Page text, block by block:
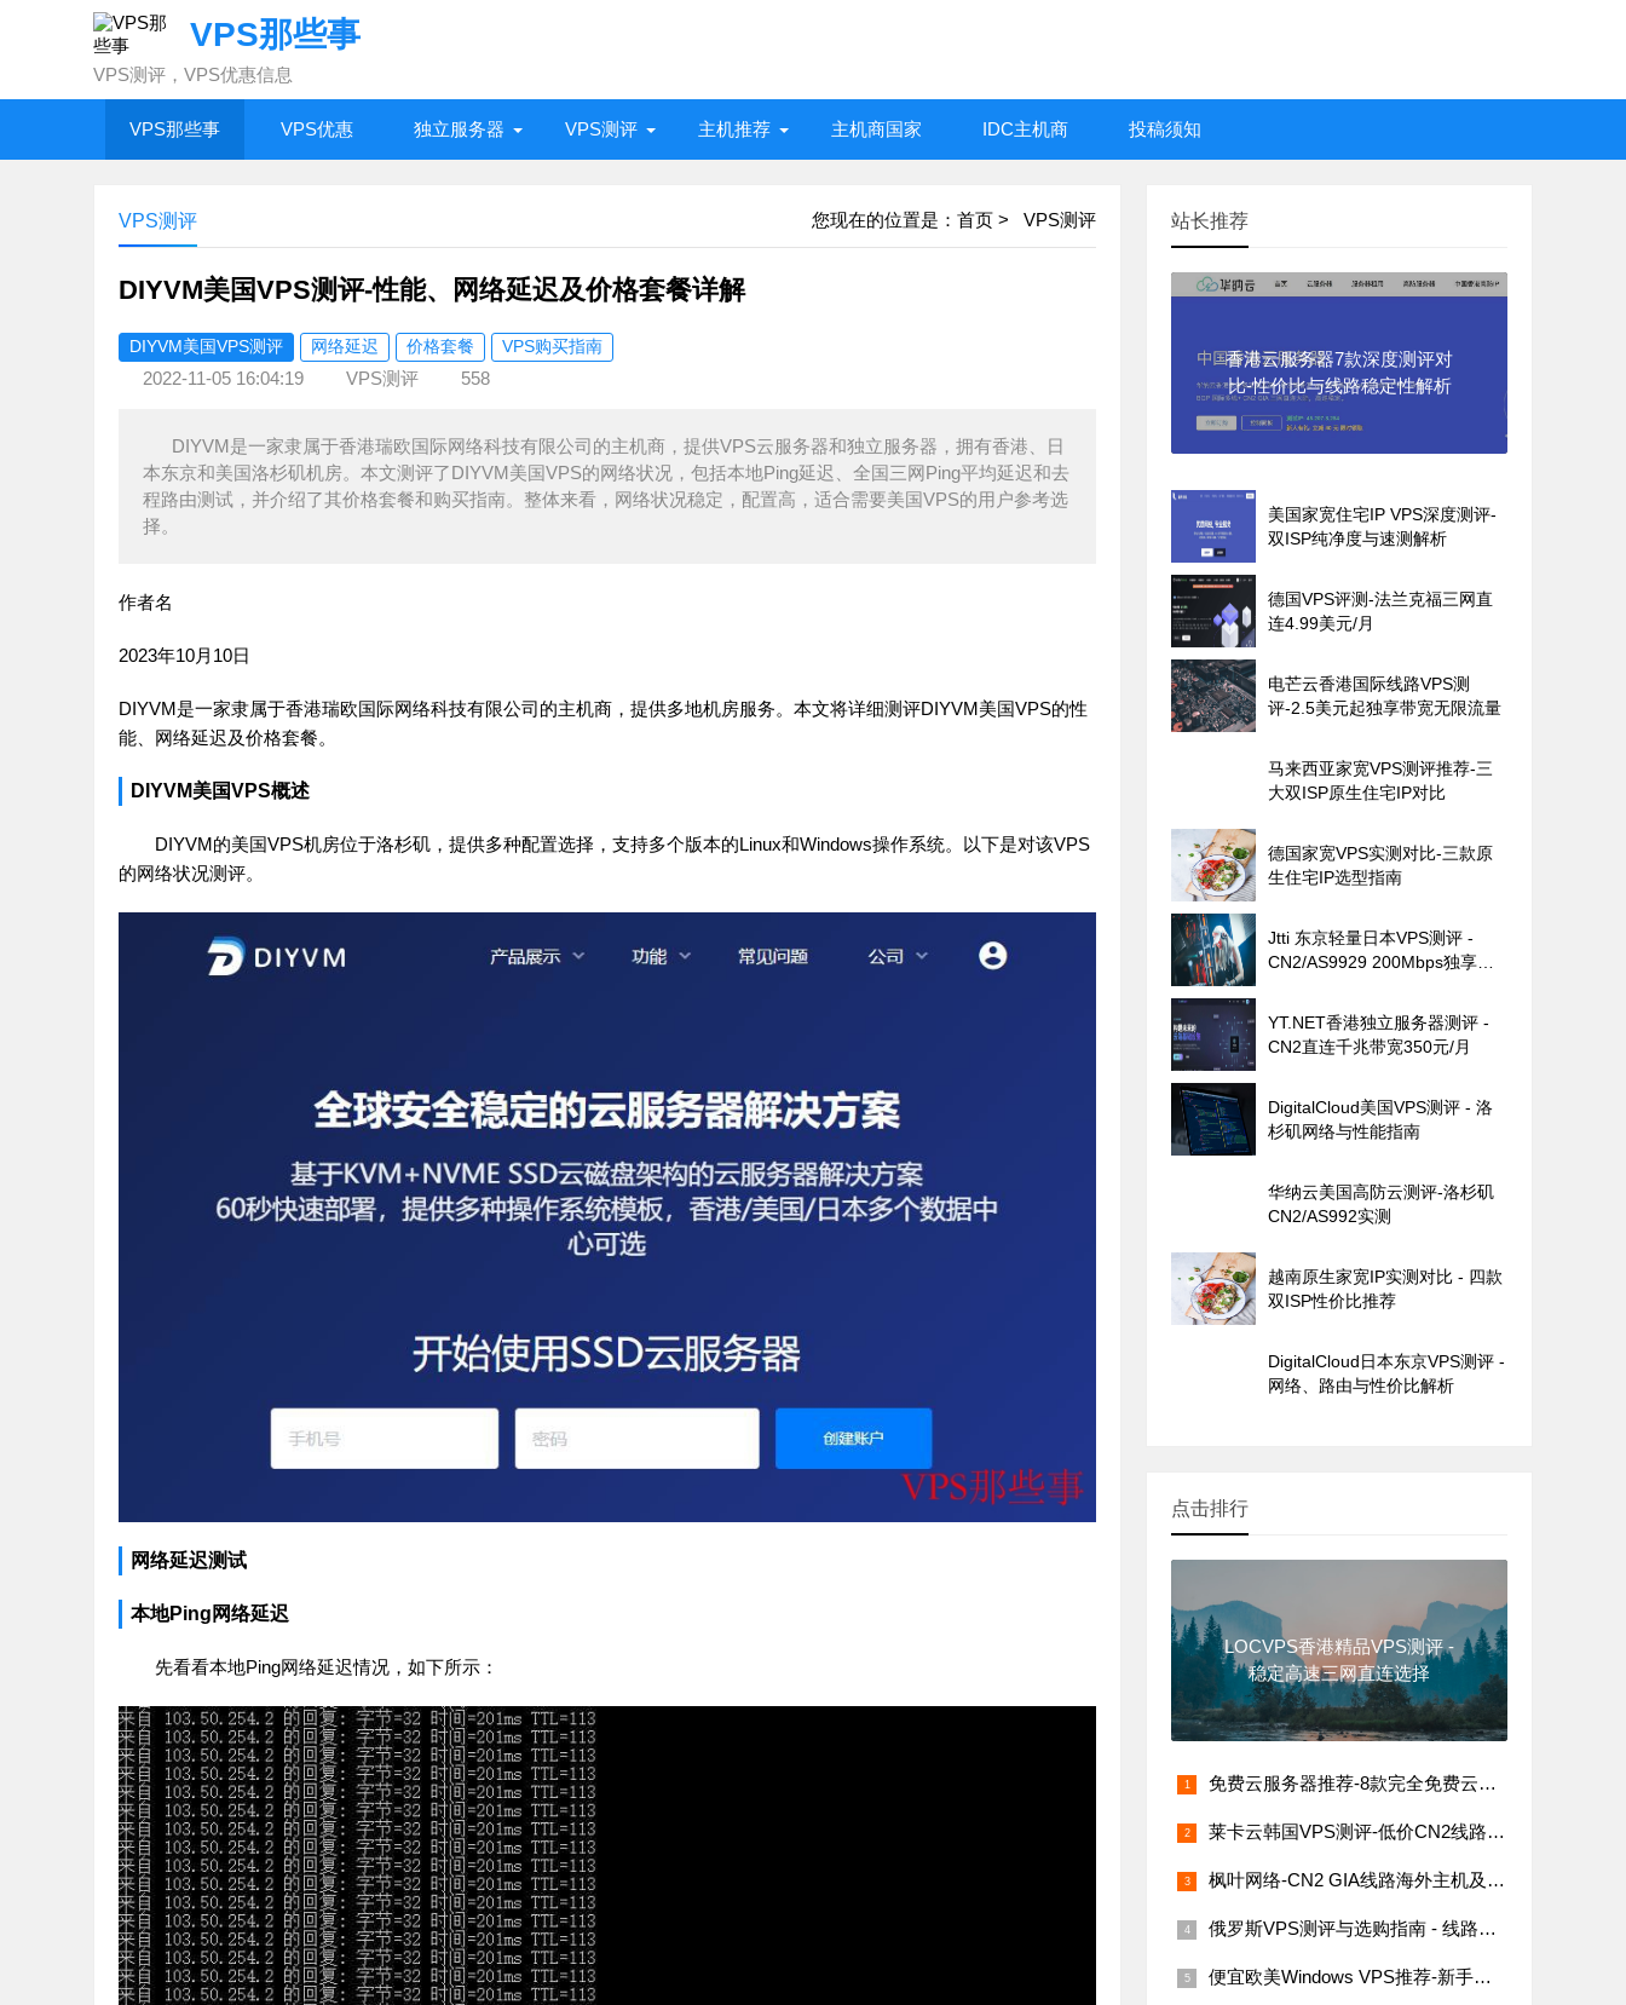
VPS那些事
VPS测评，VPS优惠信息
VPS那些事 VPS优惠 独立服务器 VPS测评 主机推荐 主机商国家 IDC主机商 投稿须知
您现在的位置是： 首页 > VPS测评
VPS测评
DIYVM美国VPS测评-性能、网络延迟及价格套餐详解
DIYVM美国VPS测评 网络延迟 价格套餐 VPS购买指南
2022-11-05 16:04:19 VPS测评 558
DIYVM是一家隶属于香港瑞欧国际网络科技有限公司的主机商，提供VPS云服务器和独立服务器，拥有香港、日
本东京和美国洛杉矶机房。本文测评了DIYVM美国VPS的网络状况，包括本地Ping延迟、全国三网Ping平均延迟和去
程路由测试，并介绍了其价格套餐和购买指南。整体来看，网络状况稳定，配置高，适合需要美国VPS的用户参考选
择。
作者名
2023年10月10日
DIYVM是一家隶属于香港瑞欧国际网络科技有限公司的主机商，提供多地机房服务。本文将详细测评DIYVM美国VPS的性
能、网络延迟及价格套餐。
DIYVM美国VPS概述
DIYVM的美国VPS机房位于洛杉矶，提供多种配置选择，支持多个版本的Linux和Windows操作系统。以下是对该VPS
的网络状况测评。
网络延迟测试
本地Ping网络延迟
先看看本地Ping网络延迟情况，如下所示：
站长推荐
香港云服务器7款深度测评对
比-性价比与线路稳定性解析
美国家宽住宅IP VPS深度测评-
双ISP纯净度与速测解析
德国VPS评测-法兰克福三网直
连4.99美元/月
电芒云香港国际线路VPS测
评-2.5美元起独享带宽无限流量
马来西亚家宽VPS测评推荐-三
大双ISP原生住宅IP对比
德国家宽VPS实测对比-三款原
生住宅IP选型指南
Jtti 东京轻量日本VPS测评 -
CN2/AS9929 200Mbps独享带
YT.NET香港独立服务器测评 -
CN2直连千兆带宽350元/月
DigitalCloud美国VPS测评 - 洛
杉矶网络与性能指南
华纳云美国高防云测评-洛杉矶
CN2/AS992实测
越南原生家宽IP实测对比 - 四款
双ISP性价比推荐
DigitalCloud日本东京VPS测评 -
网络、路由与性价比解析
点击排行
LOCVPS香港精品VPS测评 -
稳定高速三网直连选择
免费云服务器推荐-8款完全免费云服务器汇总（支持海内外节点）
莱卡云韩国VPS测评-低价CN2线路，网络稳定速度快
枫叶网络-CN2 GIA线路海外主机及VPS评测
俄罗斯VPS测评与选购指南 - 线路稳定性与价格解析
便宜欧美Windows VPS推荐-新手必看指南